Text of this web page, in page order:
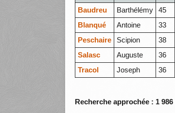
Baudreu
Barthélémy 45
Blanqué
Antoine 33
Peschaire
Scipion 38
Salasc
Auguste 36
Tracol
Joseph 36
Recherche approchée : 1